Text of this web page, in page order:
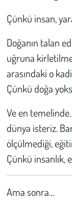
Çünkü insan,
Doğanın talan
uğruna
arasındaki o
Çünkü doğa
Ve en
dünya isteriz.
ölçülmediği,
Çünkü insanlık,
Ama sonra…